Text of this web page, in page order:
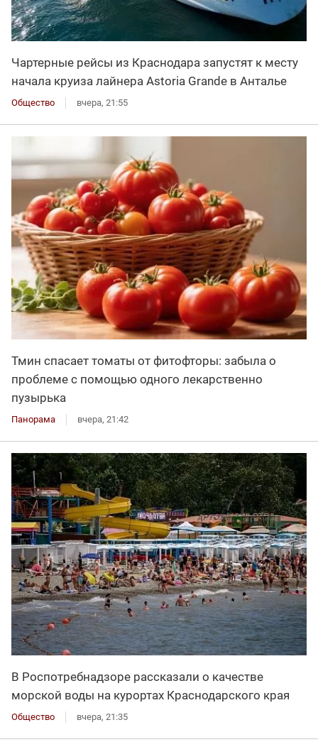
Чартерные рейсы из Краснодара запустят к месту
начала круиза лайнера Astoria Grande в Анталье
Общество вчера, 21:55
Тмин спасает томаты от фитофторы: забыла о
проблеме с помощью одного лекарственно
пузырька
Панорама вчера, 21:42
В Роспотребнадзоре рассказали о качестве
морской воды на курортах Краснодарского края
Общество вчера, 21:35